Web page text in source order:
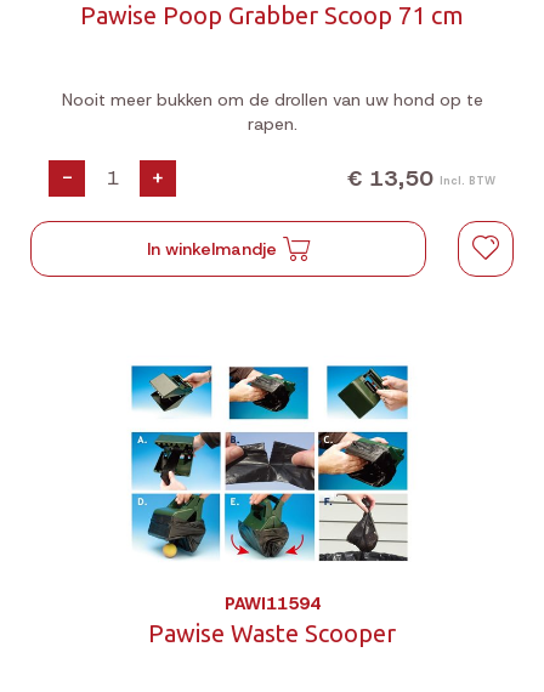
Pawise Poop Grabber Scoop 71 cm
Nooit meer bukken om de drollen van uw hond op te
rapen.
- + € 13,50 Incl. BTW
In winkelmandje
PAWI11594
Pawise Waste Scooper